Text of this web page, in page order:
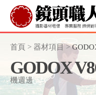
首頁 > 器材項目 >
GODOX
機週邊